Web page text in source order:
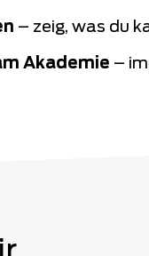
– zeig, was du
Akademie –